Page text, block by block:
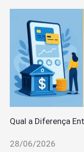
Qual a Diferença
28/06/2026